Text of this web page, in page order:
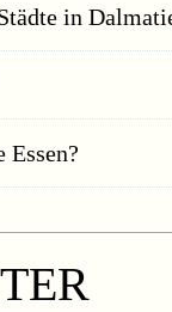
in
Essen?